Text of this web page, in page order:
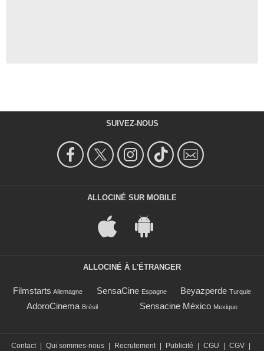
SUIVEZ-NOUS
ALLOCINÉ SUR MOBILE
ALLOCINÉ À L'ÉTRANGER
Filmstarts Allemagne SensaCine Espagne Beyazperde Turquie
AdoroCinema Brésil Sensacine México Mexique
Contact Qui sommes-nous Recrutement Publicité CGU CGV